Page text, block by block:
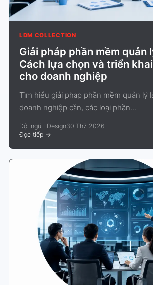
LDM COLLECTION
Giải pháp phần mềm quản
Cách lựa chọn và triển
cho doanh nghiệp
Tìm hiểu giải pháp phần mềm quản lý
doanh nghiệp cần, các loại phần...
Đội ngũ LDesign30 Th7 2026
Đọc tiếp ->